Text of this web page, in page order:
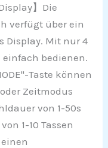
】Die
verfügt über ein
Display. Mit nur 4
einfach bedienen.
Taste können
Zeitmodus
von 1-50s
1-10 Tassen